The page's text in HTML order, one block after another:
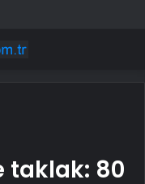
taklak: 80